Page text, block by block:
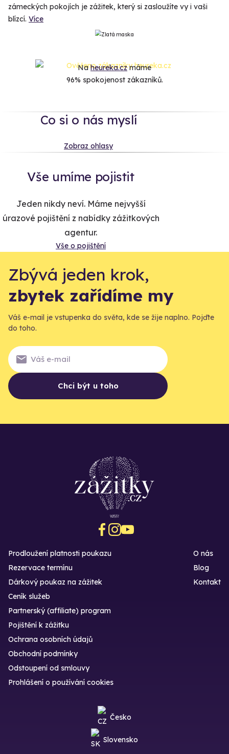
zámeckých pokojích je zážitek, který si zasloužíte vy i vaši
blízcí. Více
Naheureka.czmáme
96% spokojenost zákazníků.
Co si o nás myslí
Zobraz ohlasy
Vše umíme pojistit
Jeden nikdy neví. Máme nejvyšší
úrazové pojištění z nabídky zážitkových
agentur.
Vše o pojištění
Zbývá jeden krok,
zbytek zařídíme my
Váš e-mail je vstupenka do světa, kde se žije naplno. Pojďte
do toho.
Chci být u toho
Prodloužení platnosti poukazu
Rezervace termínu
Dárkový poukaz na zážitek
O nás
Blog
Kontakt
Ceník služeb
Partnerský (affiliate) program
Pojištění k zážitku
Ochrana osobních údajů
Obchodní podmínky
Odstoupení od smlouvy
Prohlášení o používání cookies
Česko
Slovensko